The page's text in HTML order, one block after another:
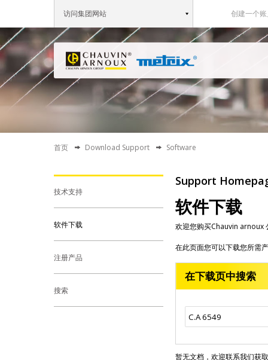
访问集团网站 创建一个
首页 Download Support Software
Support
软件下载
欢迎您购买Chauvin arnoux
在此页面您可以下载您所需
在下载页中搜索
暂无文档，欢迎联系我们获
技术支持
软件下载
注册产品
搜索